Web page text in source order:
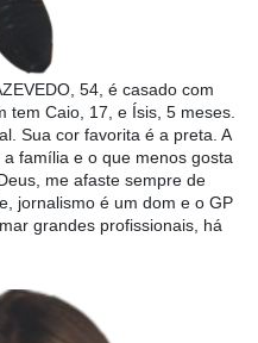
54, é casado com
tem Caio, 17, e Ísis, 5 meses.
Sua cor favorita é a preta. A
família e o que menos gosta
me afaste sempre de
jornalismo é um dom e o GP
grandes profissionais, há